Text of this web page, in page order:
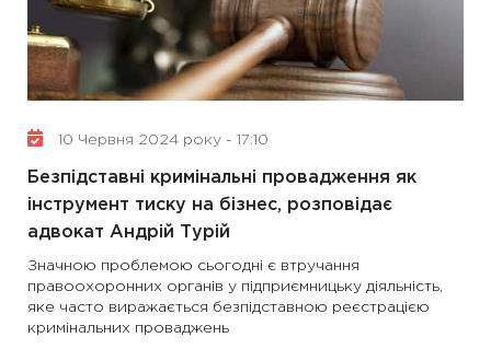
10 Червня 2024 року - 17:10
Безпідставні кримінальні провадження як
інструмент тиску на бізнес, розповідає
адвокат Андрій Турій
Значною проблемою сьогодні є втручання
правоохоронних органів у підприємницьку діяльність,
яке часто виражається безпідставною реєстрацією
кримінальних проваджень